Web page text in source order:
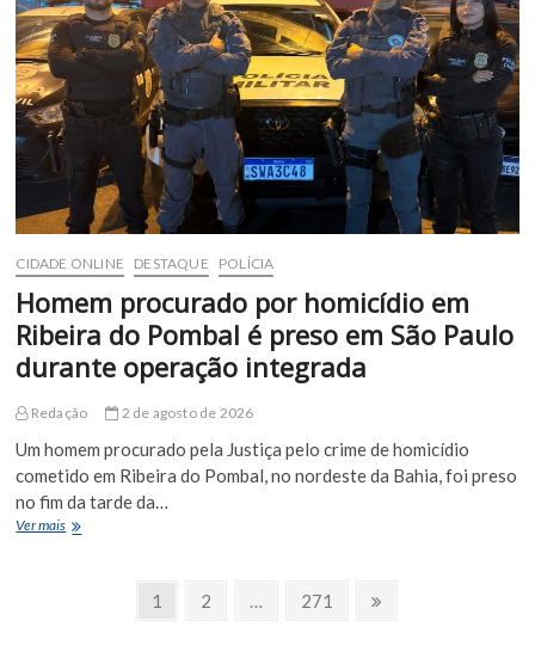
preso
com
1
kg
de
cocaína,
150
munições
e
medicamentos
irregulares
BR-
CIDADE ONLINE DESTAQUE POLÍCIA
Homem procurado por homicídio em
Ribeira do Pombal é preso em São Paulo
durante operação integrada
Redação 2 de agosto de 2026
Um homem procurado pela Justiça pelo crime de homicídio
cometido em Ribeira do Pombal, no nordeste da Bahia, foi preso
no fim da tarde da…
Ver maisHomem
PaginaçãoPage
1 Page
2 … Page
271